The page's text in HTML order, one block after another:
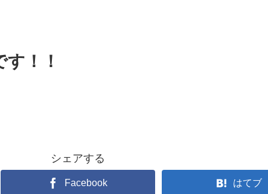
！！
シェアする
Facebook はてブ